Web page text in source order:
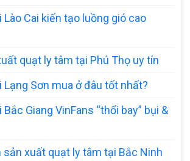
Lào Cai kiến tạo luồng gió cao
quạt ly tâm tại Phú Thọ uy tín
Lạng Sơn mua ở đâu tốt nhất?
Giang VinFans “thổi bay” bụi &
sản xuất quạt ly tâm tại Bắc Ninh